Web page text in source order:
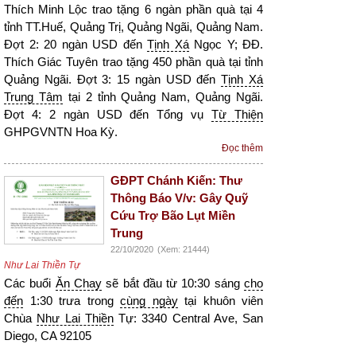
Thích Minh Lộc trao tặng 6 ngàn phần quà tại 4
tỉnh TT.Huế, Quảng Trị, Quảng Ngãi, Quảng Nam.
Đợt 2: 20 ngàn USD đến Tịnh XáNgọc Y; ĐĐ.
Thích Giác Tuyên trao tặng 450 phần quà tại tỉnh
Quảng Ngãi. Đợt 3: 15 ngàn USD đếnTịnh Xá
Trung Tâm tại 2 tỉnh Quảng Nam, Quảng Ngãi.
Đợt 4: 2 ngàn USD đến Tổng vụTừ Thiện
GHPGVNTN Hoa Kỳ.
Đọc thêm
GĐPT Chánh Kiến: Thư
Thông Báo V/v: Gây Quỹ
Cứu Trợ Bão Lụt Miền
Trung
22/10/2020 (Xem: 21444)
Như Lai Thiền Tự
Các buổi Ăn Chaysẽ bắt đầu từ 10:30 sángcho
đến 1:30 trưa trong cùng ngàytại khuôn viên
Chùa Như Lai ThiềnTự: 3340 Central Ave, San
Diego, CA 92105